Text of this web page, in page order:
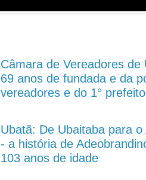
Câmara de Vereadores de
69 anos de fundada e da
vereadores e do 1° prefeito
Ubatã: De Ubaitaba para
- a história de
103 anos de idade